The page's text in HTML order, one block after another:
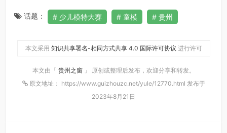
话题： 少儿模特大赛 童模 贵州
本文采用 知识共享署名-相同方式共享 4.0 国际许可协议 进行许可
本文由「 贵州之窗 」 原创或整理后发布，欢迎分享和转发。
原文地址： https://www.guizhouzc.net/yule/12770.html 发布于
2023年8月21日